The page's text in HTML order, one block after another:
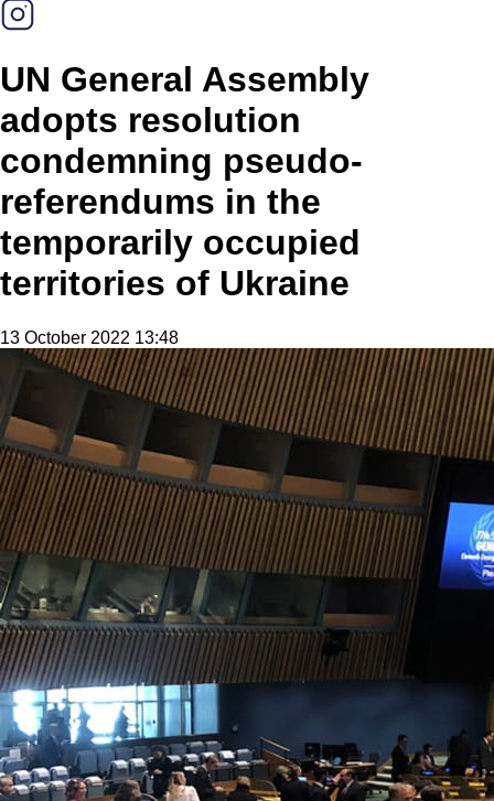
UN General Assembly
adopts resolution
condemning pseudo-
referendums in the
temporarily occupied
territories of Ukraine
13 October 2022 13:48